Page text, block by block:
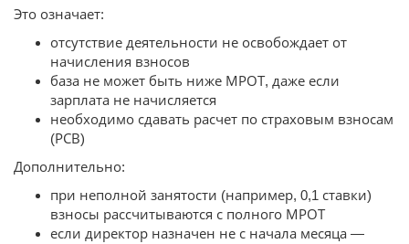
Это означает:
отсутствие деятельности не освобождает от
начисления взносов
база не может быть ниже МРОТ, даже если
зарплата не начисляется
необходимо сдавать расчет по страховым взносам
(РСВ)
Дополнительно:
при неполной занятости (например, 0,1 ставки)
взносы рассчитываются с полного МРОТ
если директор назначен не с начала месяца —